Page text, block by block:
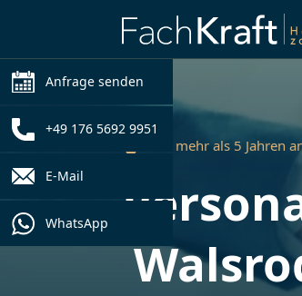
Anfrage senden
+49 176 5692 9951
E-Mail
WhatsApp
Seit mehr als 5 Jahren